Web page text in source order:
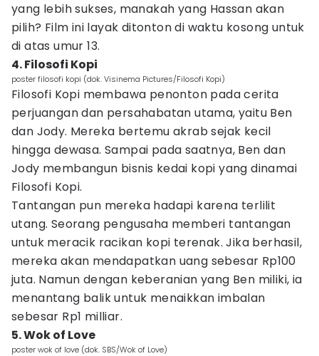
yang lebih sukses, manakah yang Hassan akan
pilih? Film ini layak ditonton di waktu kosong untuk
di atas umur 13.
4. Filosofi Kopi
poster filosofi kopi (dok. Visinema Pictures/Filosofi Kopi)
Filosofi Kopi membawa penonton pada cerita
perjuangan dan persahabatan utama, yaitu Ben
dan Jody. Mereka bertemu akrab sejak kecil
hingga dewasa. Sampai pada saatnya, Ben dan
Jody membangun bisnis kedai kopi yang dinamai
Filosofi Kopi.
Tantangan pun mereka hadapi karena terlilit
utang. Seorang pengusaha memberi tantangan
untuk meracik racikan kopi terenak. Jika berhasil,
mereka akan mendapatkan uang sebesar Rp100
juta. Namun dengan keberanian yang Ben miliki, ia
menantang balik untuk menaikkan imbalan
sebesar Rp1 milliar.
5. Wok of Love
poster wok of love (dok. SBS/Wok of Love)